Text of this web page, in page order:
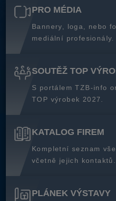
PRO MÉDIA
Bannery, loga, nebo
mediální profesionály.
SOUTĚŽ TOP
S portálem TZB-info
TOP výrobek 2027.
KATALOG FIREM
Kompletní seznam
včetně jejich kontaktů.
PLÁNEK VÝSTAVY